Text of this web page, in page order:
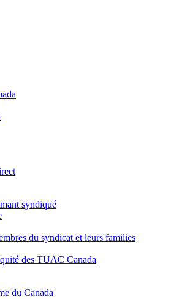
syndiqué
du syndicat et leurs families
des TUAC Canada
du Canada